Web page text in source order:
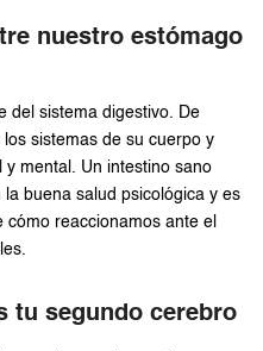
nuestro estómago
del sistema digestivo. De
sistemas de su cuerpo y
mental. Un intestino sano
buena salud psicológica y es
reaccionamos ante el
tu segundo cerebro